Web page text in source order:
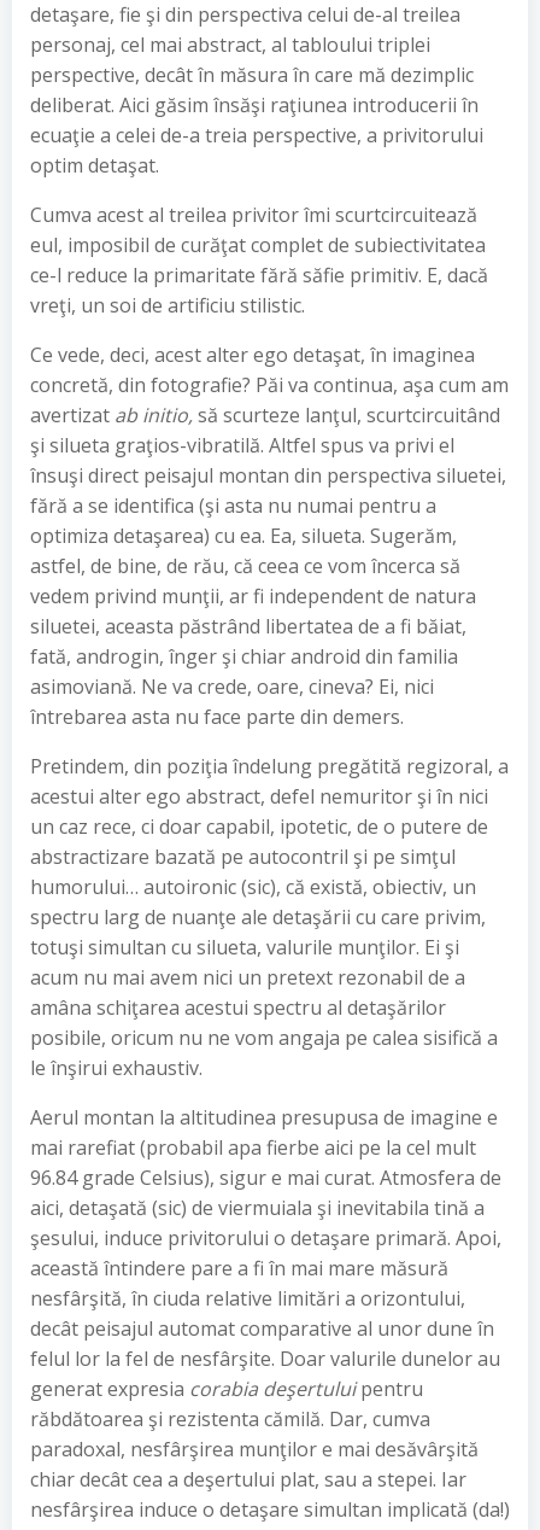
detaşare, fie şi din perspectiva celui de-al treilea
personaj, cel mai abstract, al tabloului triplei
perspective, decât în măsura în care mă dezimplic
deliberat. Aici găsim însăşi raţiunea introducerii în
ecuaţie a celei de-a treia perspective, a privitorului
optim detaşat.
Cumva acest al treilea privitor îmi scurtcircuitează
eul, imposibil de curăţat complet de subiectivitatea
ce-l reduce la primaritate fără săfie primitiv. E, dacă
vreţi, un soi de artificiu stilistic.
Ce vede, deci, acest alter ego detaşat, în imaginea
concretă, din fotografie? Păi va continua, aşa cum am
avertizat ab initio,să scurteze lanţul, scurtcircuitând
şi silueta graţios-vibratilă. Altfel spus va privi el
însuşi direct peisajul montan din perspectiva siluetei,
fără a se identifica (şi asta nu numai pentru a
optimiza detaşarea) cu ea. Ea, silueta. Sugerăm,
astfel, de bine, de rău, că ceea ce vom încerca să
vedem privind munţii, ar fi independent de natura
siluetei, aceasta păstrând libertatea de a fi băiat,
fată, androgin, înger şi chiar android din familia
asimoviană. Ne va crede, oare, cineva? Ei, nici
întrebarea asta nu face parte din demers.
Pretindem, din poziţia îndelung pregătită regizoral, a
acestui alter ego abstract, defel nemuritor şi în nici
un caz rece, ci doar capabil, ipotetic, de o putere de
abstractizare bazată pe autocontril şi pe simţul
humorului… autoironic (sic), că există, obiectiv, un
spectru larg de nuanţe ale detaşării cu care privim,
totuşi simultan cu silueta, valurile munţilor. Ei şi
acum nu mai avem nici un pretext rezonabil de a
amâna schiţarea acestui spectru al detaşărilor
posibile, oricum nu ne vom angaja pe calea sisifică a
le înşirui exhaustiv.
Aerul montan la altitudinea presupusa de imagine e
mai rarefiat (probabil apa fierbe aici pe la cel mult
96.84 grade Celsius), sigur e mai curat. Atmosfera de
aici, detaşată (sic) de viermuiala şi inevitabila tină a
şesului, induce privitorului o detaşare primară. Apoi,
această întindere pare a fi în mai mare măsură
nesfârşită, în ciuda relative limitări a orizontului,
decât peisajul automat comparative al unor dune în
felul lor la fel de nesfârşite. Doar valurile dunelor au
generat expresia corabia deşertuluipentru
răbdătoarea şi rezistenta cămilă. Dar, cumva
paradoxal, nesfârşirea munţilor e mai desăvârşită
chiar decât cea a deşertului plat, sau a stepei. Iar
nesfârşirea induce o detaşare simultan implicată (da!)